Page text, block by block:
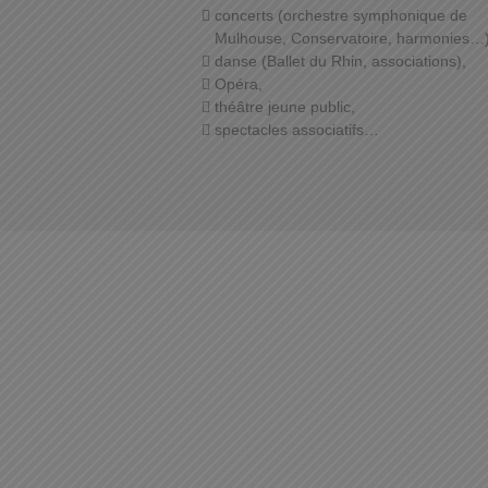
concerts (orchestre symphonique de
Mulhouse, Conservatoire, harmonies…),
danse (Ballet du Rhin, associations),
Opéra,
théâtre jeune public,
spectacles associatifs…